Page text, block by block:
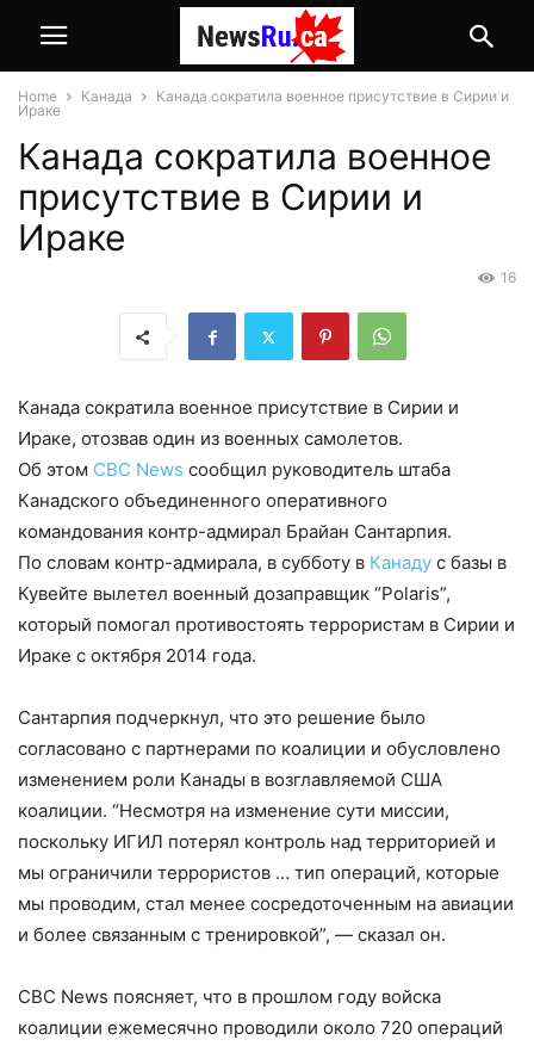
Home Канада
Канада сократила военное присутствие в Сирии и
Ираке
Канада сократила военное
присутствие в Сирии и
Ираке
16
Канада сократила военное присутствие в Сирии и
Ираке, отозвав один из военных самолетов.
Об этом CBC News сообщил руководитель штаба
Канадского объединенного оперативного
командования контр-адмирал Брайан Сантарпия.
По словам контр-адмирала, в субботу в Канаду с базы в
Кувейте вылетел военный дозаправщик “Polaris”,
который помогал противостоять террористам в Сирии и
Ираке с октября 2014 года.
Сантарпия подчеркнул, что это решение было
согласовано с партнерами по коалиции и обусловлено
изменением роли Канады в возглавляемой США
коалиции. “Несмотря на изменение сути миссии,
поскольку ИГИЛ потерял контроль над территорией и
мы ограничили террористов … тип операций, которые
мы проводим, стал менее сосредоточенным на авиации
и более связанным с тренировкой”, — сказал он.
CBC News поясняет, что в прошлом году войска
коалиции ежемесячно проводили около 720 операций